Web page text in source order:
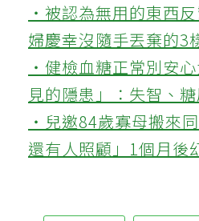
‧被認為無用的東西
婦慶幸沒隨手丟棄的3
‧健檢血糖正常別安
見的隱患」：失智、
‧兒邀84歲寡母搬來
還有人照顧」1個月後